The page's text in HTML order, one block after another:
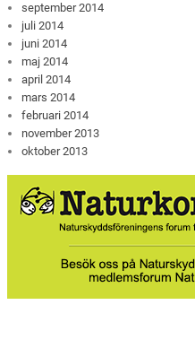
september 2014
juli 2014
juni 2014
maj 2014
april 2014
mars 2014
februari 2014
november 2013
oktober 2013